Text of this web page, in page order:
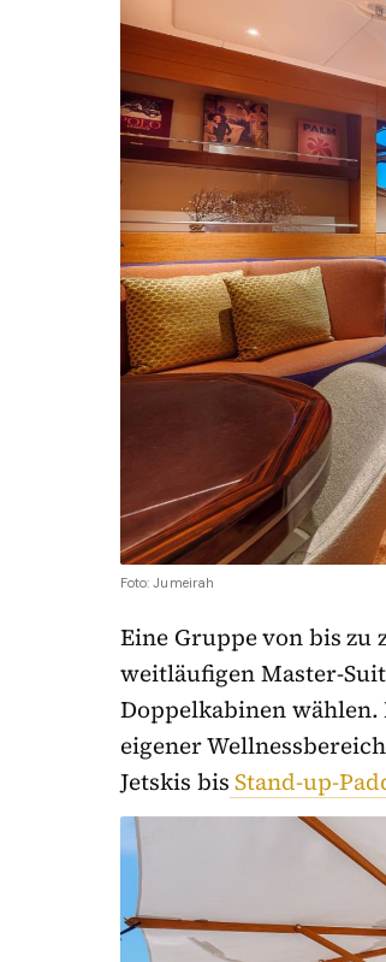
Foto: Jumeirah
Eine Gruppe von bis zu
weitläufigen Master-
Doppelkabinen
eigener
Jetskis bisStand-up-